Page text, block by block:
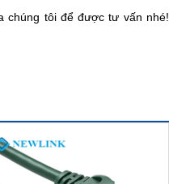
chúng tôi để được tư vấn nhé!